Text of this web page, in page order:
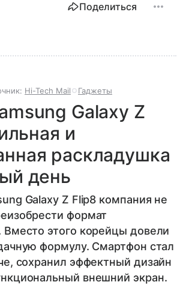
Поделиться
Hi-Tech Mail Гаджеты
Galaxy Z
и
раскладушка
день
Galaxy Z Flip8 компания не
формат
Вместо этого корейцы довели
формулу. Смартфон стал
сохранил эффектный дизайн
внешний экран.